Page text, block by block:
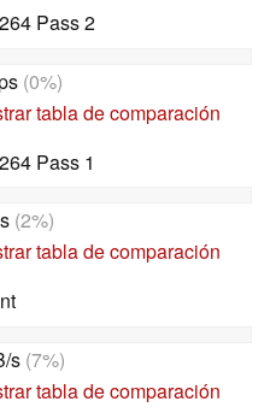
Pass 2
(0%)
tabla de comparación
Pass 1
(2%)
tabla de comparación
s (7%)
tabla de comparación